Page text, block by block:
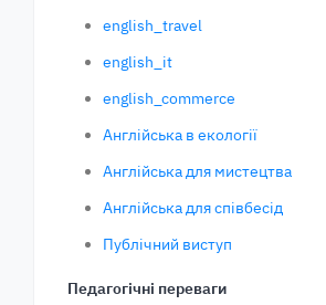
english_travel
english_it
english_commerce
Англійська в екології
Англійська для мистецтва
Англійська для співбесід
Публічний виступ
Педагогічні переваги